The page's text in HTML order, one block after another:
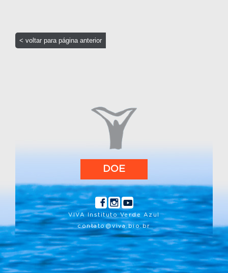
16/04/2026
Ensino Aplicado em Oceanografia: Aves
Grande Contagem Global de Aves 2026: Brasil
é destaque e Ilhabela marca presença
Lançamento: Guia VELAS E BALEIAS NO
10/03/2026
Mulheres, ciência e natureza: atividades
marcaram o Dia Internacional da Mulher
6/03/2026
Avifauna de Ilhabela em foco: relatório anual
do Programa VIVAves 2025
27/02/2026
< voltar para página anterior
DOE
VIVA Instituto Verde Azul
contato@viva.bio.br